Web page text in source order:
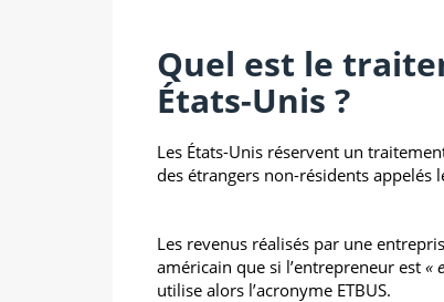
Quel est le
États-Unis ?
Les États-Unis réservent un
des étrangers non-résidents appelés
Les revenus réalisés par une
américain que si l’entrepreneur est «
utilise alors l’acronyme ETBUS.